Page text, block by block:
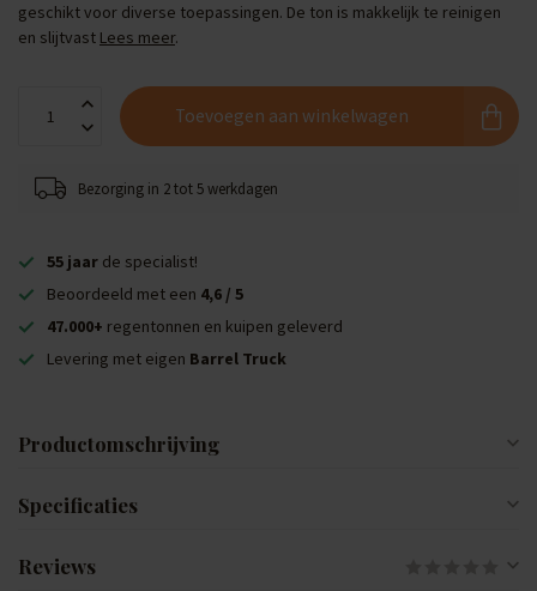
geschikt voor diverse toepassingen. De ton is makkelijk te reinigen
en slijtvast Lees meer.
Toevoegen aan winkelwagen
Bezorging in 2 tot 5 werkdagen
55 jaar de specialist!
Beoordeeld met een 4,6 / 5
47.000+ regentonnen en kuipen geleverd
Levering met eigen Barrel Truck
Productomschrijving
Specificaties
Reviews